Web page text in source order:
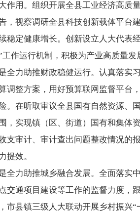
作用。组织开展全县工业经济高质
，视察调研全县科技创新载体平台
稳定健康增长。创新设立人大代表
工作运行机制，积极为产业高质量
全力助推财政稳健运行。认真落实
调整方案，用好预算联网监督平台
。在听取审议全县国有自然资源、
，实现镇（区、街道）国有和集体
支审计、审计查出问题整改情况的
提效。
全力助推城乡融合发展。全面落实
交通项目建设等工作的监督力度，
市县镇三级人大联动开展乡村振兴